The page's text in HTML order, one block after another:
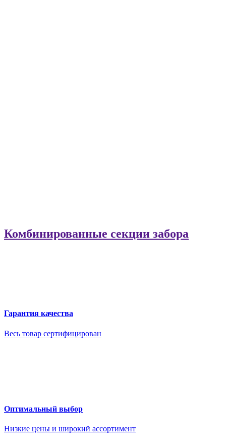
Комбинированные секции забора
Гарантия качества
Весь товар сертифицирован
Оптимальный выбор
Низкие цены и широкий ассортимент